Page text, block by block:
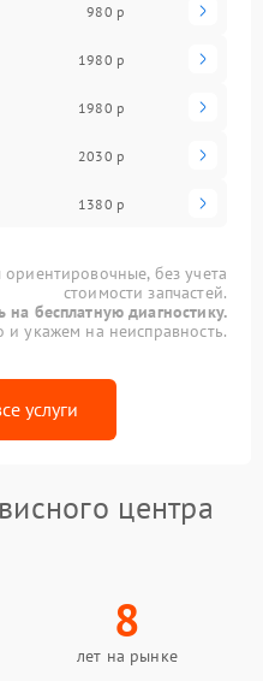
980 р
1980 р
1980 р
2030 р
1380 р
без учета
стоимости запчастей.
на бесплатную диагностику.
укажем на неисправность.
услуги
центра
8
лет на рынке